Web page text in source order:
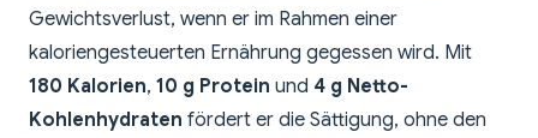
Gewichtsverlust, wenn er im Rahmen einer
kaloriengesteuerten Ernährung gegessen wird. Mit
180 Kalorien, 10 g Protein und 4 g Netto-
Kohlenhydraten fördert er die Sättigung, ohne den